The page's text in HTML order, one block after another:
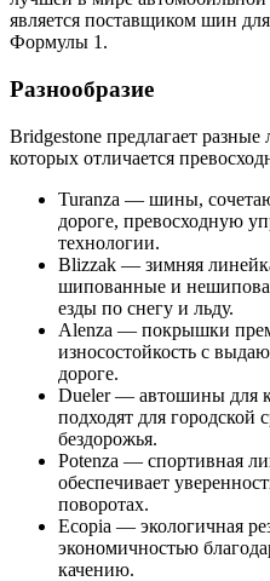
является поставщиком шин
Формулы 1.
Разнообразие
Bridgestone предлагает
которых отличается
Turanza — шины,
дороге, превосходную
технологии.
Blizzak — зимняя
шипованные и
езды по снегу и льду.
Alenza — покрышки
износостойкость с
дороге.
Dueler — автошины для
подходят для городской
бездорожья.
Potenza — спортивная
обеспечивает
поворотах.
Ecopia — экологичная
экономичностью
качению.